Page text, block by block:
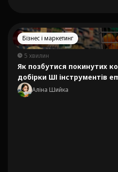
Бізнес і маркетинг
5 хвилин
Як позбутися покинутих
добірки ШІ інструментів
Аліна Шийка